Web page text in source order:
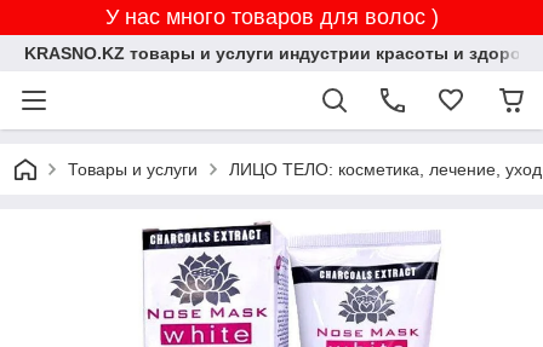
У нас много товаров для волос )
KRASNO.KZ товары и услуги индустрии красоты и
Товары и услуги ЛИЦО ТЕЛО: косметика, лечение, уход